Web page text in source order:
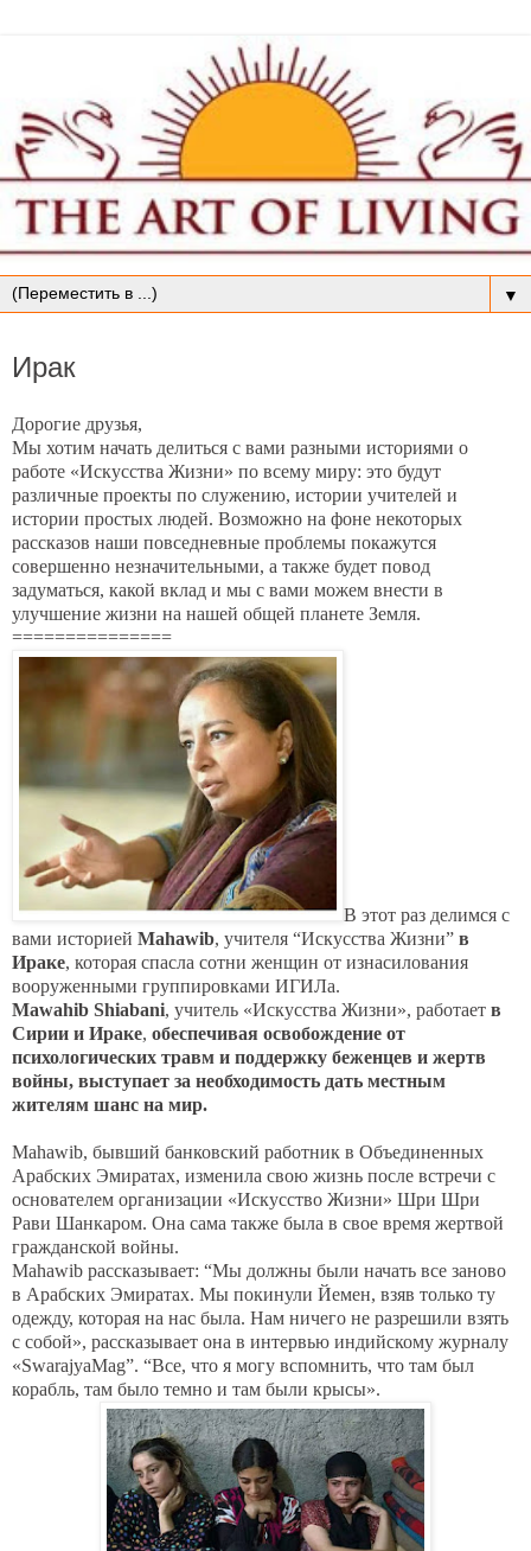
▼
Ирак
Дорогие друзья,
Мы хотим начать делиться с вами разными историями о
работе «Искусства Жизни» по всему миру: это будут
различные проекты по служению, истории учителей и
истории простых людей. Возможно на фоне некоторых
рассказов наши повседневные проблемы покажутся
совершенно незначительными, а также будет повод
задуматься, какой вклад и мы с вами можем внести в
улучшение жизни на нашей общей планете Земля.
===============
В этот раз делимся с
вами историей Mahawib, учителя “Искусства Жизни” в
Ираке, которая спасла сотни женщин от изнасилования
вооруженными группировками ИГИЛа.
Mawahib Shiabani, учитель «Искусства Жизни», работает в
Сирии и Ираке, обеспечивая освобождение от
психологических травм и поддержку беженцев и жертв
войны, выступает за необходимость дать местным
жителям шанс на мир.
Mahawib, бывший банковский работник в Объединенных
Арабских Эмиратах, изменила свою жизнь после встречи с
основателем организации «Искусство Жизни» Шри Шри
Рави Шанкаром. Она сама также была в свое время жертвой
гражданской войны.
Mahawib рассказывает: “Мы должны были начать все заново
в Арабских Эмиратах. Мы покинули Йемен, взяв только ту
одежду, которая на нас была. Нам ничего не разрешили взять
с собой», рассказывает она в интервью индийскому журналу
«SwarajyaMag”. “Все, что я могу вспомнить, что там был
корабль, там было темно и там были крысы».